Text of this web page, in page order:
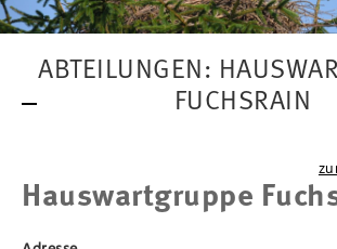
ABTEILUNGEN:
FUCHSRAIN
Hauswartgruppe